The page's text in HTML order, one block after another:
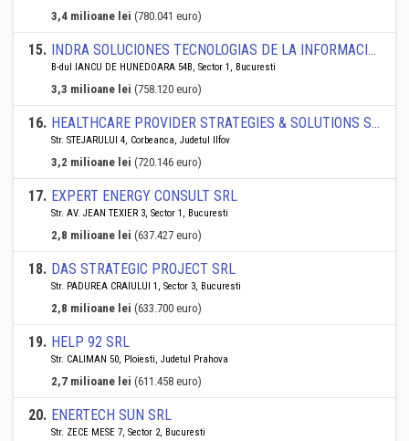
3,4 milioane lei (780.041 euro)
15. INDRA SOLUCIONES TECNOLOGIAS DE LA INFORMACION ROMANIA S.A.
B-dul IANCU DE HUNEDOARA 54B, Sector 1, Bucuresti
3,3 milioane lei (758.120 euro)
16. HEALTHCARE PROVIDER STRATEGIES & SOLUTIONS S.R.L.
Str. STEJARULUI 4, Corbeanca, Judetul Ilfov
3,2 milioane lei (720.146 euro)
17. EXPERT ENERGY CONSULT SRL
Str. AV. JEAN TEXIER 3, Sector 1, Bucuresti
2,8 milioane lei (637.427 euro)
18. DAS STRATEGIC PROJECT SRL
Str. PADUREA CRAIULUI 1, Sector 3, Bucuresti
2,8 milioane lei (633.700 euro)
19. HELP 92 SRL
Str. CALIMAN 50, Ploiesti, Judetul Prahova
2,7 milioane lei (611.458 euro)
20. ENERTECH SUN SRL
Str. ZECE MESE 7, Sector 2, Bucuresti